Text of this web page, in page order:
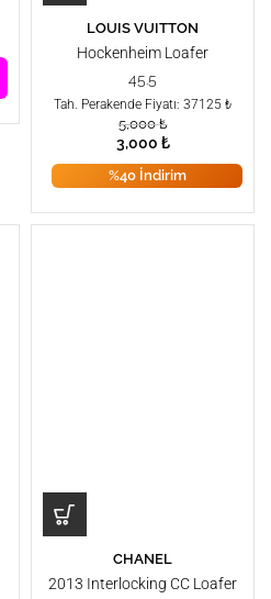
LOUIS VUITTON
Hockenheim Loafer
45.5
Tah. Perakende Fiyatı: 37125 ₺
5,000₺
3,000 ₺
%40 İndirim
CHANEL
2013 Interlocking CC Loafer